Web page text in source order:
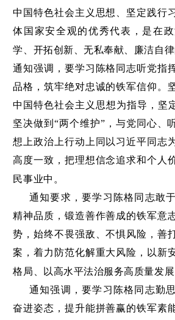
中国特色社会主义思想、坚定践行
体国家安全观的优秀代表，是在
学、开拓创新、无私奉献、廉洁自律
通知强调，要学习陈格同志听党指
品格，筑牢绝对忠诚的铁军信仰。
中国特色社会主义思想为指导，坚
坚决做到“两个维护”，与党同心、
想上政治上行动上同以习近平同志
高度一致，把理想信念追求和个人
民事业中。
通知要求，要学习陈格同志敢
精神品质，锻造善作善成的铁军意
势，始终不畏强敌、不惧风险，善
案，着力防范化解重大风险，以新
格局、以高水平法治服务高质量发展
通知强调，要学习陈格同志勤
奋进姿态，提升能拼善赢的铁军素